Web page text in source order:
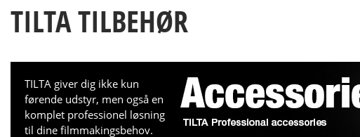
TILTA TILBEHØR
TILTA giver dig ikke kun
førende udstyr, men også en
komplet professionel løsning
til dine filmmakingsbehov.